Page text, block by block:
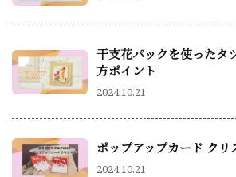
干支花パックを使ったタ
方ポイント
2024.10.21
ポップアップカード クリ
2024.10.21